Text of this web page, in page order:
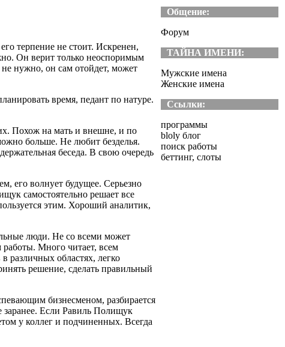
терпение не стоит. Искренен,
Он верит только неоспоримым
нужно, он сам отойдет, может
время, педант по натуре.
Похож на мать и внешне, и по
больше. Не любит безделья.
беседа. В свою очередь
его волнует будущее. Серьезно
самостоятельно решает все
этим. Хороший аналитик,
люди. Не со всеми может
работы. Много читает, всем
различных областях, легко
решение, сделать правильный
бизнесменом, разбирается
заранее. Если Равиль Полищук
у коллег и подчиненных. Всегда
Общение:
Форум
ТАЙНА ИМЕНИ:
Мужские имена
Женские имена
Ссылки:
программы
bloly блог
поиск работы
беттинг, слоты